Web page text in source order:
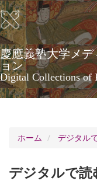
メ
イ
ン
コ
ン
テ
ン
ツ
に
慶應義塾大学メ
ョン
Digital Collections of
ホーム
デジタル
デジタルで読